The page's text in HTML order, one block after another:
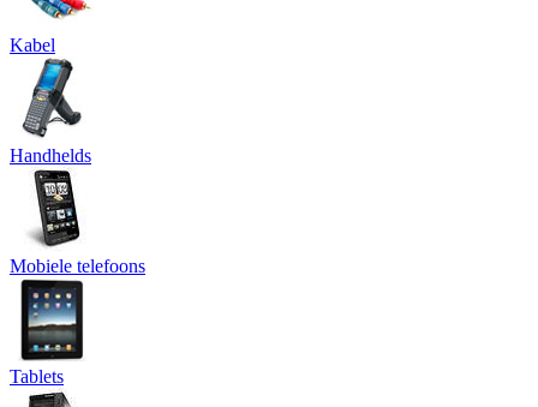
Kabel
Handhelds
Mobiele telefoons
Tablets